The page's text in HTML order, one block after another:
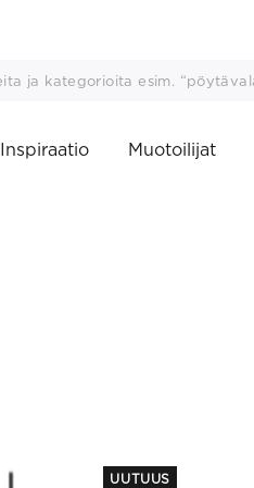
Inspiraatio Muotoilijat
UUTUUS